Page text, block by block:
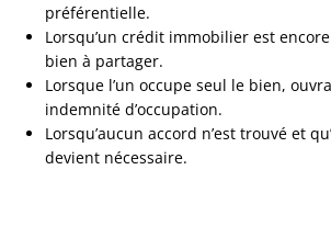
préférentielle.
Lorsqu’un crédit immobilier est
bien à partager.
Lorsque l’un occupe seul le bien,
indemnité d’occupation.
Lorsqu’aucun accord n’est trouvé et
devient nécessaire.